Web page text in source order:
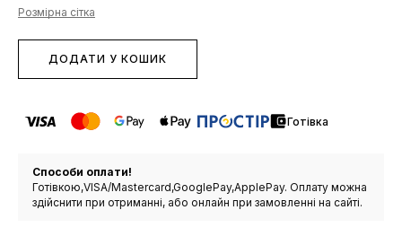
Розмірна сітка
ДОДАТИ У КОШИК
Готівка
Способи оплати!
Готівкою,VISA/Mastercard,GooglePay,ApplePay. Оплату можна
здійснити при отриманні, або онлайн при замовленні на сайті.